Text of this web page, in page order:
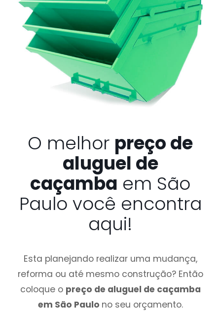
O melhor preço de
aluguel de
caçamba em São
Paulo você encontra
aqui!
Esta planejando realizar uma mudança,
reforma ou até mesmo construção? Então
coloque o preço de aluguel de caçamba
em São Paulo no seu orçamento.